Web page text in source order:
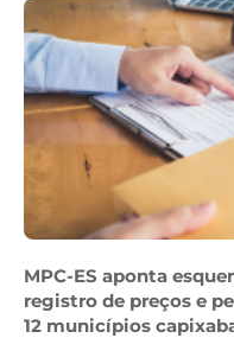
MPC-ES aponta
registro de preços e
12 municípios